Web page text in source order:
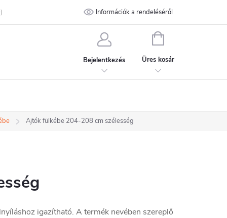
Szerződési Feltételek Adatvédelmi feltételek
Információk a rendeléséről
Bejelentkezés
KOSÁR
Üres kosár
Ajtók fülkébe 204-208 cm szélesség
igazítható. A termék nevében szereplő